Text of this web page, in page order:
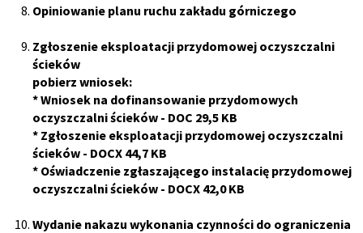
Opiniowanie planu ruchu zakładu górniczego
Zgłoszenie eksploatacji przydomowej oczyszczalni
ścieków
pobierz wniosek:
*Wniosek na dofinansowanie przydomowych
oczyszczalni ścieków - DOC 29,5 KB
* Zgłoszenie eksploatacji przydomowej oczyszczalni
ścieków - DOCX 44,7 KB
* Oświadczenie zgłaszającego instalacię przydomowej
oczyszczalni ścieków - DOCX 42,0 KB
Wydanie nakazu wykonania czynności do ograniczenia